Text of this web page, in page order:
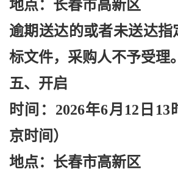
地点：长春市高新区
逾期送达的或者未送达指
标文件，采购人不予受理。
五、开启
时间： 2026年6月12日13
京时间）
地点：长春市高新区